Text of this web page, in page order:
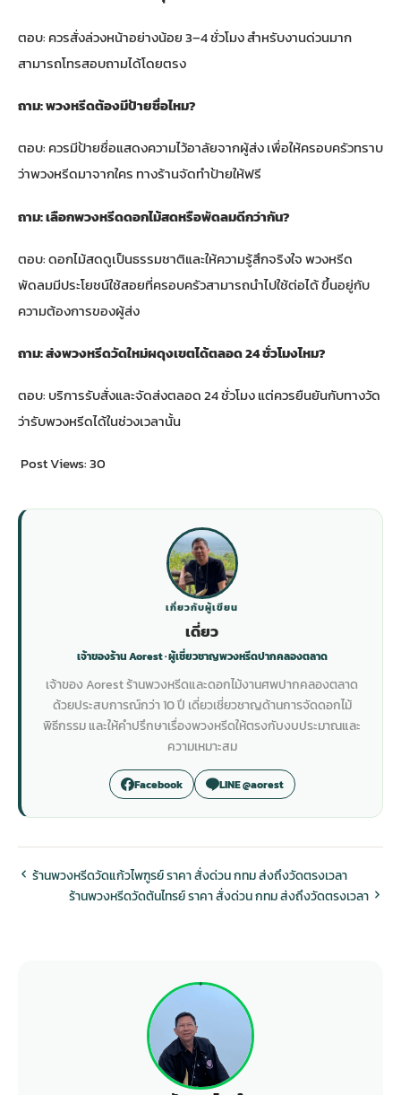
ตอบ: ควรสั่งล่วงหน้าอย่างน้อย 3–4 ชั่วโมง สำหรับงานด่วนมาก
สามารถโทรสอบถามได้โดยตรง
ถาม: พวงหรีดต้องมีป้ายชื่อไหม?
ตอบ: ควรมีป้ายชื่อแสดงความไว้อาลัยจากผู้ส่ง เพื่อให้ครอบครัวทราบ
ว่าพวงหรีดมาจากใคร ทางร้านจัดทำป้ายให้ฟรี
ถาม: เลือกพวงหรีดดอกไม้สดหรือพัดลมดีกว่ากัน?
ตอบ: ดอกไม้สดดูเป็นธรรมชาติและให้ความรู้สึกจริงใจ พวงหรีด
พัดลมมีประโยชน์ใช้สอยที่ครอบครัวสามารถนำไปใช้ต่อได้ ขึ้นอยู่กับ
ความต้องการของผู้ส่ง
ถาม: ส่งพวงหรีดวัดใหม่ผดุงเขตได้ตลอด 24 ชั่วโมงไหม?
ตอบ: บริการรับสั่งและจัดส่งตลอด 24 ชั่วโมง แต่ควรยืนยันกับทางวัด
ว่ารับพวงหรีดได้ในช่วงเวลานั้น
Post Views:30
เกี่ยวกับผู้เขียน
เดี่ยว
เจ้าของร้าน Aorest · ผู้เชี่ยวชาญพวงหรีดปากคลองตลาด
เจ้าของ Aorest ร้านพวงหรีดและดอกไม้งานศพปากคลองตลาด
ด้วยประสบการณ์กว่า 10 ปี เดี่ยวเชี่ยวชาญด้านการจัดดอกไม้
พิธีกรรม และให้คำปรึกษาเรื่องพวงหรีดให้ตรงกับงบประมาณและ
ความเหมาะสม
Facebook LINE @aorest
ร้านพวงหรีดวัดแก้วไพฑูรย์ ราคา สั่งด่วน กทม ส่งถึงวัดตรงเวลา
ร้านพวงหรีดวัดต้นไทรย์ ราคา สั่งด่วน กทม ส่งถึงวัดตรงเวลา